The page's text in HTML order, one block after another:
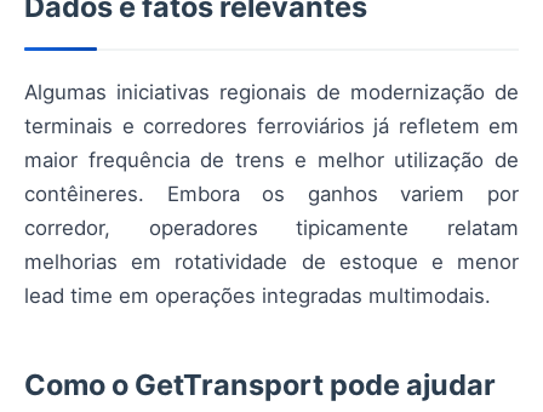
Algumas iniciativas regionais de modernização de
terminais e corredores ferroviários já refletem em
maior frequência de trens e melhor utilização de
contêineres. Embora os ganhos variem por
corredor, operadores tipicamente relatam
melhorias em rotatividade de estoque e menor
lead time em operações integradas multimodais.
Como o GetTransport pode ajudar